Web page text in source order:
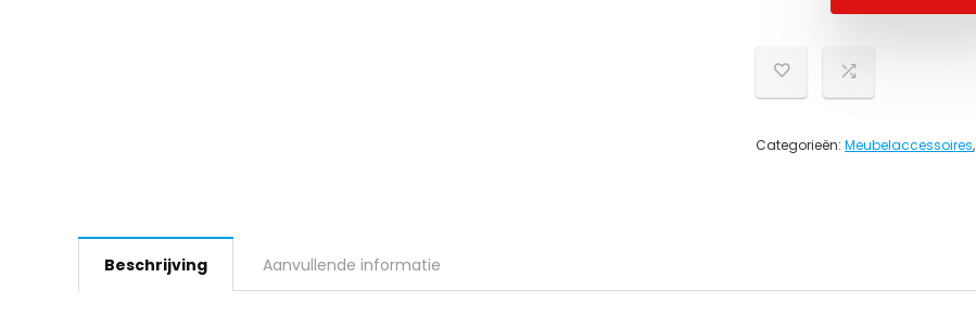
Categorieën: Meubelaccessoires,
Beschrijving Aanvullende informatie